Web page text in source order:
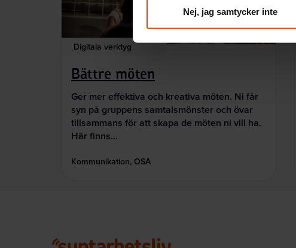
Nej, jag samtycker inte
Digitala verktyg
Bättre möten
Ger mer effektiva och kreativa möten. Ni får
syn på gruppens samtalsmönster och övar
tillsammans för att skapa de möten ni vill ha.
Här finns…
Kommunikation, OSA